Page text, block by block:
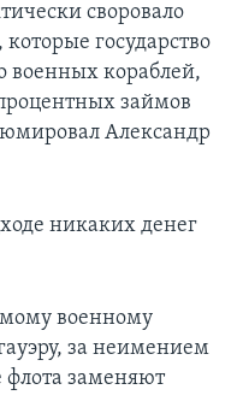
своровало
государство
военных кораблей,
займов
Александр
никаких денег
военному
за неимением
флота заменяют